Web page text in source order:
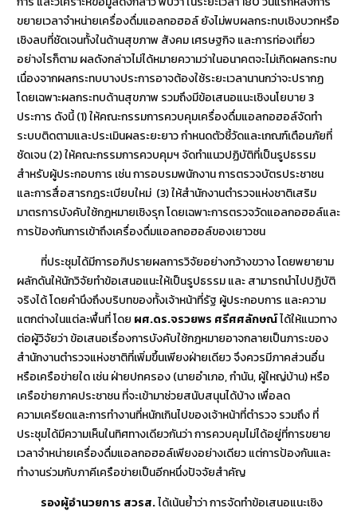
ขยายเวลาจำหน่ายเครื่องดื่มแอลกอฮอล์ ยังไม่พบผลกระทบเชิงบวกหรือ
เชิงลบที่ชัดเจนทั้งในด้านสุขภาพ สังคม เศรษฐกิจ และการท่องเที่ยว
อย่างไรก็ตาม ผลดังกล่าวไม่ได้หมายความว่าในอนาคตจะไม่เกิดผลกระทบ
เนื่องจากผลกระทบบางประการอาจต้องใช้ระยะเวลานานกว่าจะปรากฏ
โดยเฉพาะผลกระทบด้านสุขภาพ รวมถึงมีข้อเสนอแนะเชิงนโยบาย 3
ประการ ดังนี้ (1) ให้คณะกรรมการควบคุมเครื่องดื่มแอลกอฮอล์จัดทำ
ระบบติดตามและประเมินผลระยะยาว กำหนดตัวชี้วัดและเกณฑ์เตือนภัยที่
ชัดเจน (2) ให้คณะกรรมการควบคุมฯ จัดทำแนวปฏิบัติที่เป็นรูปธรรม
สำหรับผู้ประกอบการ เช่น การอบรมพนักงาน การตรวจบัตรประชาชน
และการสื่อสารกฎระเบียบใหม่ (3) ให้สำนักงานตำรวจแห่งชาติเสริม
มาตรการบังคับใช้กฎหมายเชิงรุก โดยเฉพาะการตรวจวัดแอลกอฮอล์และ
การป้องกันการเข้าถึงเครื่องดื่มแอลกอฮอล์ของเยาวชน
ที่ประชุมได้มีการอภิปรายผลการวิจัยอย่างกว้างขวาง โดยพยายาม
ผลักดันให้นักวิจัยทำข้อเสนอแนะให้เป็นรูปธรรม และ สามารถนำไปปฏิบัติ
จริงได้ โดยคำนึงถึงบริบทของทั้งเจ้าหน้าที่รัฐ ผู้ประกอบการ และความ
แตกต่างในแต่ละพื้นที่ โดย ผศ.ดร.จรวยพร ศรีศศลักษณ์ได้ให้แนวทาง
ต่อผู้วิจัยว่า ข้อเสนอเรื่องการบังคับใช้กฎหมายอาจกลายเป็นภาระของ
สำนักงานตำรวจแห่งชาติที่เพิ่มขึ้นเพียงฝ่ายเดียว จึงควรมีภาคส่วนอื่น
หรือเครือข่ายใด เช่น ฝ่ายปกครอง (นายอำเภอ, กำนัน, ผู้ใหญ่บ้าน) หรือ
เครือข่ายภาคประชาชน ที่จะเข้ามาช่วยสนับสนุนได้บ้าง เพื่อลด
ความเครียดและการทำงานที่หนักเกินไปของเจ้าหน้าที่ตำรวจ รวมถึง ที่
ประชุมได้มีความเห็นในทิศทางเดียวกันว่า การควบคุมไม่ได้อยู่ที่การขยาย
เวลาจำหน่ายเครื่องดื่มแอลกอฮอล์เพียงอย่างเดียว แต่การป้องกันและ
ทำงานร่วมกับภาคีเครือข่ายเป็นอีกหนึ่งปัจจัยสำคัญ
รองผู้อำนวยการ สวรส.ได้เน้นย้ำว่า การจัดทำข้อเสนอแนะเชิง